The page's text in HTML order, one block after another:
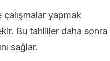
çalışmalar yapmak
Bu tahliller daha sonra
sağlar.